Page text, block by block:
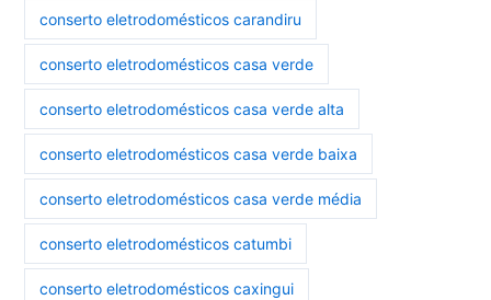
conserto eletrodomésticos carandiru
conserto eletrodomésticos casa verde
conserto eletrodomésticos casa verde alta
conserto eletrodomésticos casa verde baixa
conserto eletrodomésticos casa verde média
conserto eletrodomésticos catumbi
conserto eletrodomésticos caxingui